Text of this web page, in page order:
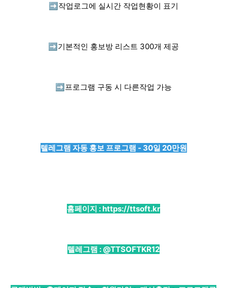
➡️ 작업로그에 실시간 작업현황이 표기
➡️ 기본적인 홍보방 리스트 300개 제공
➡️ 프로그램 구동 시 다른작업 가능
텔레그램 자동 홍보 프로그램 - 30일 20만원
홈페이지 :https://ttsoft.kr
텔레그램 : @TTSOFTKR12